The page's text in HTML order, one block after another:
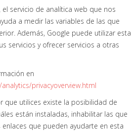
el servicio de analítica web que nos
a medir las variables de las que
Además, Google puede utilizar esta
servicios y ofrecer servicios a otras
en
privacyoverview.html
que utilices existe la posibilidad de
están instaladas, inhabilitar las que
enlaces que pueden ayudarte en esta